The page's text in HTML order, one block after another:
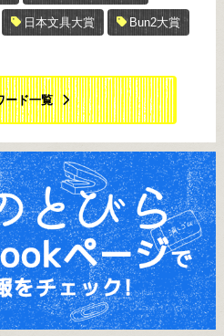
日本文具大賞 Bun2大賞
ード一覧